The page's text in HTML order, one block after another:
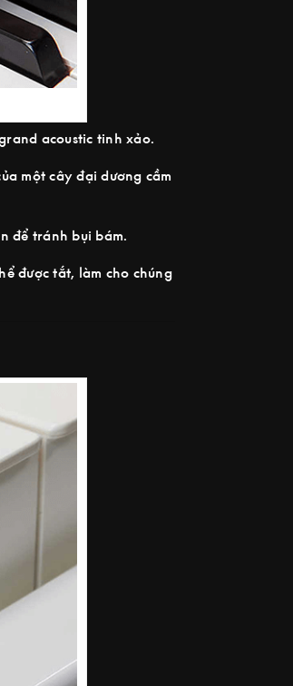
acoustic tinh xảo.
một cây đại dương cầm
để tránh bụi bám.
được tắt, làm cho chúng